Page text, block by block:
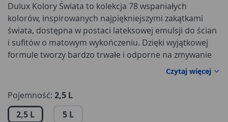
Dulux Kolory Świata to kolekcja 78 wspaniałych
kolorów, inspirowanych najpiękniejszymi zakątkami
świata, dostępna w postaci lateksowej emulsji do ścian
i sufitów o matowym wykończeniu. Dzięki wyjątkowej
formule tworzy bardzo trwałe i odporne na zmywanie
powłoki, zachowując idealny wygląd i kolor ścian. Dulux
niezmiennie podpowiada trendy kolorów. W tym roku
to nadal skandynawskie szarości. W palecie znajduje się
aż 15 odcieni do wyboru: od delikatnych jak Okruch
Lodu lub Polarna Mgiełka do zdecydowanych Grafitowy
Czytaj więcej
Pojemność: 2,5 L
2,5 L
5 L